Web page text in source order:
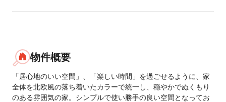
物件概要
「居心地のいい空間」、「楽しい時間」を過ごせるように、家
全体を北欧風の落ち着いたカラーで統一し、穏やかでぬくもり
のある雰囲気の家。シンプルで使い勝手の良い空間となってお